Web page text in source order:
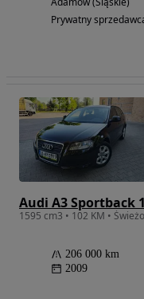
Prywatny
Audi A3 Sportback
206 000 km
2009